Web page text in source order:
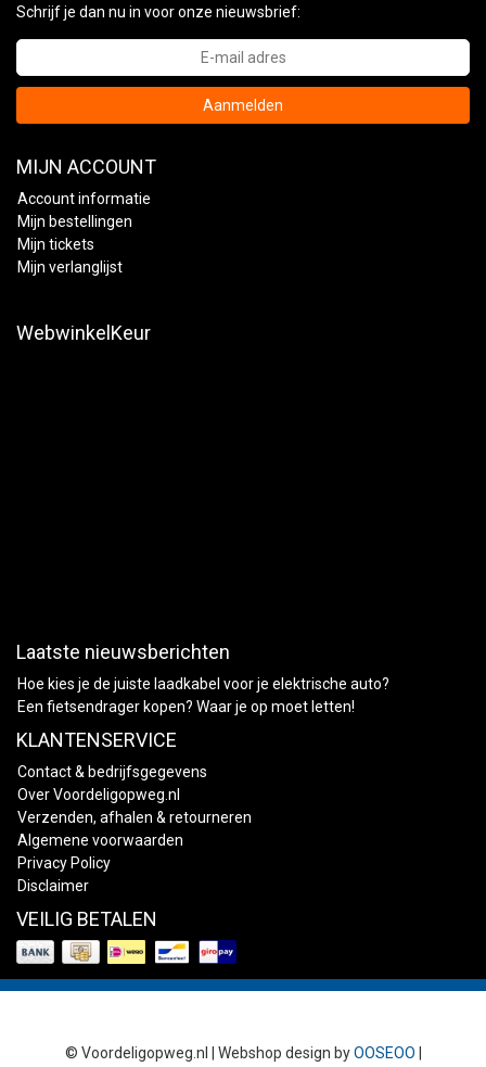
Schrijf je dan nu in voor onze nieuwsbrief:
Aanmelden
MIJN ACCOUNT
Account informatie
Mijn bestellingen
Mijn tickets
Mijn verlanglijst
WebwinkelKeur
Laatste nieuwsberichten
Hoe kies je de juiste laadkabel voor je elektrische auto?
Een fietsendrager kopen? Waar je op moet letten!
KLANTENSERVICE
Contact & bedrijfsgegevens
Over Voordeligopweg.nl
Verzenden, afhalen & retourneren
Algemene voorwaarden
Privacy Policy
Disclaimer
VEILIG BETALEN
© Voordeligopweg.nl | Webshop design byOOSEOO